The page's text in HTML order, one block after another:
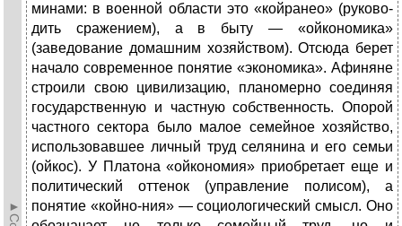
минами: в военной области это «койранео» (руково­
дить сражением), а в быту — «ойкономика»
(заведова­ние домашним хозяйством). Отсюда берет
начало современное понятие «экономика». Афиняне
строили свою цивилизацию, планомерно соединяя
государ­ственную и частную собственность. Опорой
частного сектора было малое семейное хозяйство,
использовав­шее личный труд селянина и его семьи
(ойкос). У Платона «ойкономия» приобретает еще и
политичес­кий оттенок (управление полисом), а
понятие «койно-ния» — социологический смысл. Оно